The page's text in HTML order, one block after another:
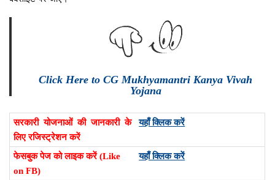
Click Here to CG Mukhyamantri Kanya Vivah
Yojana
सरकारी योजनाओं की जानकारी के
लिए रजिस्ट्रेशन करें
यहाँ क्लिक करें
फेसबुक पेज को लाइक करें (Like
on FB)
यहाँ क्लिक करें